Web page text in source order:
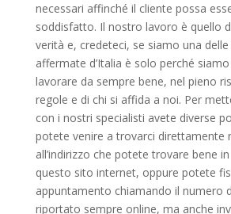
necessari affinché il cliente possa
soddisfatto. Il nostro lavoro è quello
verità e, credeteci, se siamo una
affermate d’Italia è solo perché
lavorare da sempre bene, nel pieno
regole e di chi si affida a noi. Per
con i nostri specialisti avete diverse
potete venire a trovarci direttamente
all’indirizzo che potete trovare bene
questo sito internet, oppure potete
appuntamento chiamando il numero
riportato sempre online, ma anche